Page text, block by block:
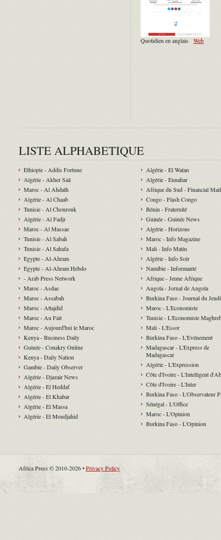
Quotidien en anglais Web
LISTE ALPHABETIQUE
Ethiopie - Addis Fortune
Algérie - Akher Saâ
Maroc - Al Ahdath
Algérie - Al Chaab
Tunisie - Al Chourouk
Algérie - Al Fadjr
Maroc - Al Massae
Tunisie - Al Sabah
Tunisie - Al Sahafa
Egypte - Al-Ahram
Egypte - Al-Ahram Hebdo
- Arab Press Network
Maroc - Asdae
Maroc - Assabah
Maroc - Attajdid
Maroc - Au Fait
Maroc - Aujourd'hui le Maroc
Kenya - Business Daily
Guinée - Conakry Online
Kenya - Daily Nation
Gambie - Daily Observer
Algérie - Djazair News
Algérie - El Heddaf
Algérie - El Khabar
Algérie - El Massa
Algérie - El Moudjahid
Algérie - El Watan
Algérie - Ennahar
Afrique du Sud - Financial Mail
Congo - Flash Congo
Bénin - Fraternité
Guinée - Guinée News
Algérie - Horizons
Maroc - Info Magazine
Mali - Info Matin
Algérie - Info Soir
Namibie - Informanté
Afrique - Jeune Afrique
Angola - Jornal de Angola
Burkina Faso - Journal du Jeudi
Maroc - L'Economiste
Tunisie - L'Economiste
Mali - L'Essor
Burkina Faso - L'Evénement
Madagascar - L'Express de
Madagascar
Algérie - L'Expression
Côte d'Ivoire - L'Intelligent
Côte d'Ivoire - L'Inter
Burkina Faso - L'Observateur
Sénégal - L'Office
Maroc - L'Opinion
Burkina Faso - L'Opinion
Africa Press © 2010-2026 •Privacy Policy